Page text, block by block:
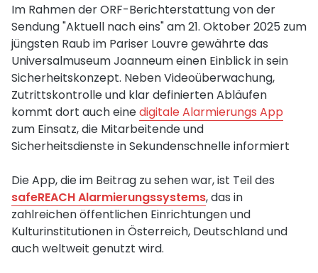
Im Rahmen der ORF-Berichterstattung von der
Sendung "Aktuell nach eins" am 21. Oktober 2025 zum
jüngsten Raub im Pariser Louvre gewährte das
Universalmuseum Joanneum einen Einblick in sein
Sicherheitskonzept. Neben Videoüberwachung,
Zutrittskontrolle und klar definierten Abläufen
kommt dort auch einedigitale Alarmierungs App
zum Einsatz, die Mitarbeitende und
Sicherheitsdienste in Sekundenschnelle informiert
Die App, die im Beitrag zu sehen war, ist Teil des
safeREACH Alarmierungssystems, das in
zahlreichen öffentlichen Einrichtungen und
Kulturinstitutionen in Österreich, Deutschland und
auch weltweit genutzt wird.